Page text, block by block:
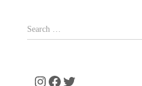
S
e
Instagram Facebook Twitter